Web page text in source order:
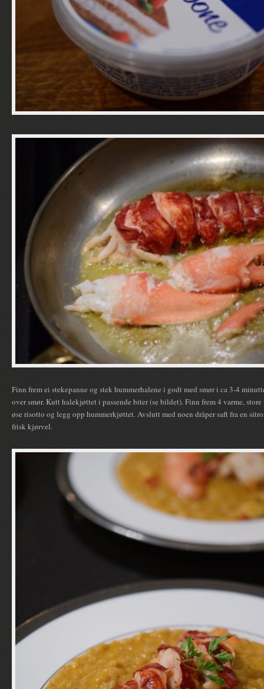
Finn frem ei stekepanne og stek hummerhalene i godt med smør i ca 3-4
over smør. Kutt halekjøttet i passende biter (se bildet). Finn frem 4 varme,
øse risotto og legg opp hummerkjøttet. Avslutt med noen dråper saft fra en
frisk kjørvel.